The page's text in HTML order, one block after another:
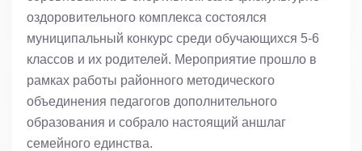
оздоровительного комплекса состоялся
муниципальный конкурс среди обучающихся 5-6
классов и их родителей. Мероприятие прошло в
рамках работы районного методического
объединения педагогов дополнительного
образования и собрало настоящий аншлаг
семейного единства.